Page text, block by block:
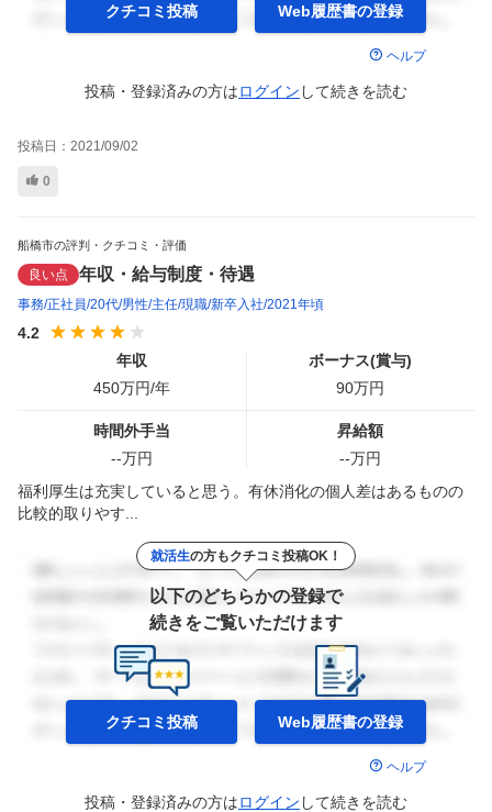
クチコミ投稿 Web履歴書の登録
ヘルプ
投稿・登録済みの方はログイン して続きを読む
投稿日： 2021/09/02
0
船橋市の評判・クチコミ・評価
良い点 年収・給与制度・待遇
事務 正社員 20代 男性 主任 現職 新卒入社 2021年頃
4.2
年収
450万円/年
ボーナス(賞与)
90万円
時間外手当
--万円
昇給額
--万円
福利厚生は充実していると思う。有休消化の個人差はあるものの
比較的取りやす...
就活生の方もクチコミ投稿OK！
以下のどちらかの登録で
続きをご覧いただけます
クチコミ投稿 Web履歴書の登録
ヘルプ
投稿・登録済みの方はログイン して続きを読む